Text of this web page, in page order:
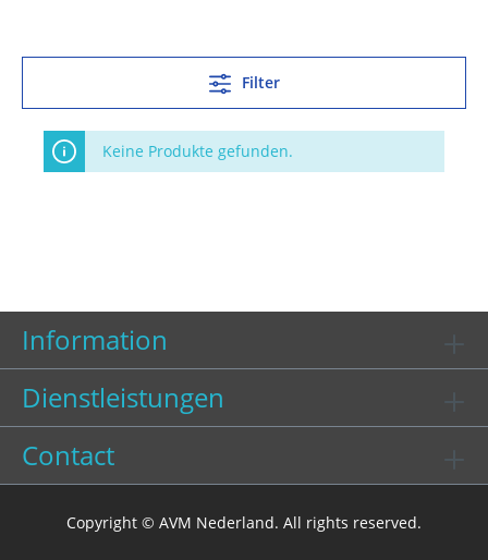
Filter
Keine Produkte gefunden.
Information
Dienstleistungen
Contact
Copyright © AVM Nederland. All rights reserved.